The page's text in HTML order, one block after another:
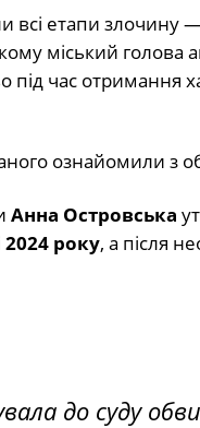
етапи злочину
міський
під час отримання
ознайомили з
Анна Островська
2024 року, а після
до суду